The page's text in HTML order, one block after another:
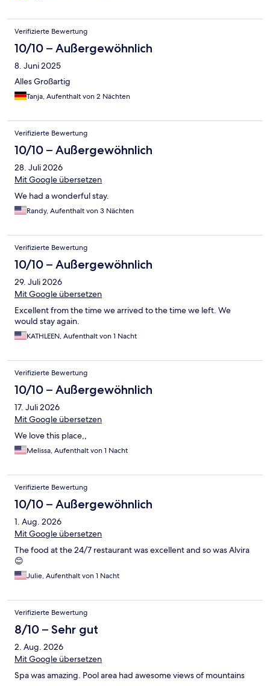
Verifizierte Bewertung
10/10 – Außergewöhnlich
8. Juni 2025
Alles Großartig
Tanja, Aufenthalt von 2 Nächten
Verifizierte Bewertung
10/10 – Außergewöhnlich
28. Juli 2026
Mit Google übersetzen
We had a wonderful stay.
Randy, Aufenthalt von 3 Nächten
Verifizierte Bewertung
10/10 – Außergewöhnlich
29. Juli 2026
Mit Google übersetzen
Excellent from the time we arrived to the time we left. We
would stay again.
KATHLEEN, Aufenthalt von 1 Nacht
Verifizierte Bewertung
10/10 – Außergewöhnlich
17. Juli 2026
Mit Google übersetzen
We love this place,,
Melissa, Aufenthalt von 1 Nacht
Verifizierte Bewertung
10/10 – Außergewöhnlich
1. Aug. 2026
Mit Google übersetzen
The food at the 24/7 restaurant was excellent and so was Alvira
😊
Julie, Aufenthalt von 1 Nacht
Verifizierte Bewertung
8/10 – Sehr gut
2. Aug. 2026
Mit Google übersetzen
Spa was amazing. Pool area had awesome views of mountains